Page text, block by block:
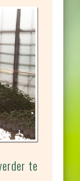
te